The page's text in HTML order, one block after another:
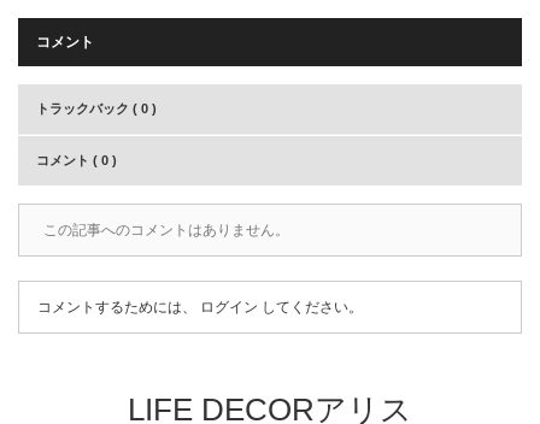
コメント
トラックバック ( 0 )
コメント ( 0 )
この記事へのコメントはありません。
コメントするためには、 ログイン してください。
LIFE DECORアリス